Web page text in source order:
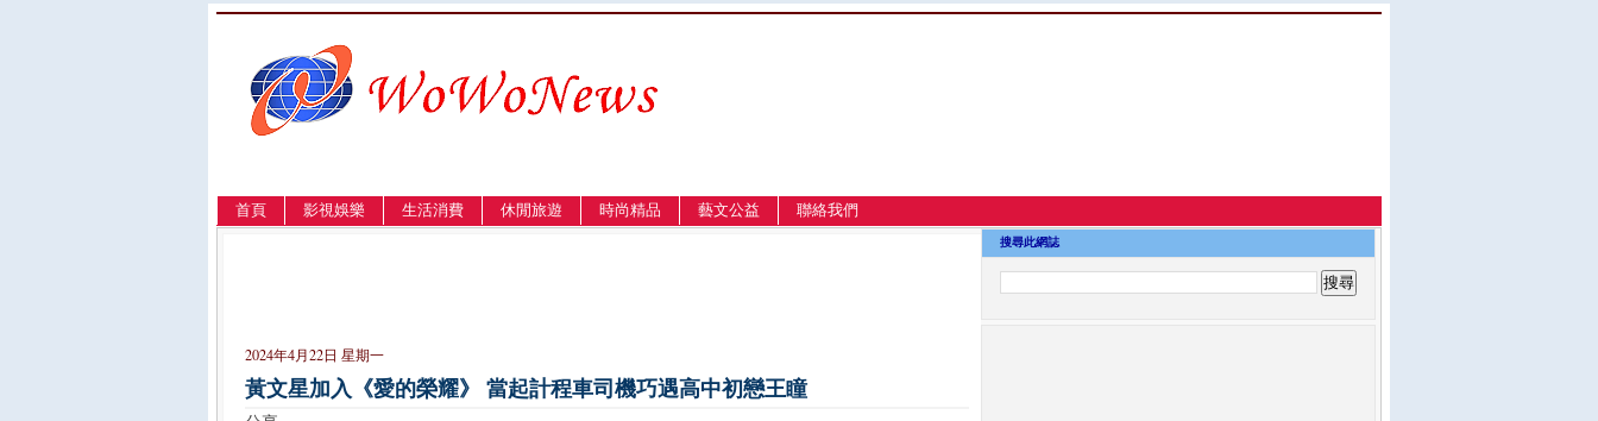
首頁 影視娛樂 生活消費 休閒旅遊 時尚精品 藝文公益 聯絡我們
2024年4月22日 星期一
黃文星加入《愛的榮耀》 當起計程車司機巧遇高中初戀王瞳
搜尋此網誌